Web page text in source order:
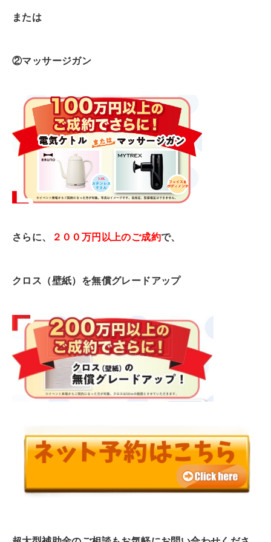
または
②マッサージガン
さらに、 ２００万円以上のご成約で、
クロス（壁紙）を無償グレードアップ